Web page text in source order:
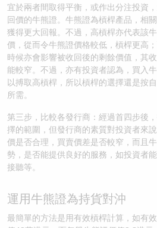
宜於兩者間取得平衡，或作出分注投資
回價的牛熊證。牛熊證為槓桿產品，相
獲得更大回報。不過，高槓桿亦代表該
價，從而令牛熊證價格較低，槓桿更高
時候亦會影響被收回後的剩餘價值，其
能較窄。不過，亦有投資者認為，買入
以搏取高槓桿，所以槓桿的選擇還是按
所需。
第三步，比較各發行商：經過首四步後
擇的範圍，但發行商的素質對投資者來
價是否合理，買賣價差是否較窄，而且
勢，是否能提供良好的服務，如投資者
接聽等。
運用牛熊證為持貨對沖
最簡單的方法是用有效槓桿計算，如有
牛熊證文件及公告 (瑞信)
收市競價變化